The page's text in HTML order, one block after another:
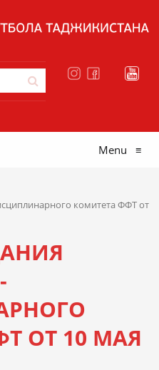
Menu ≡
комитета ФФТ от
ОТ 10 МАЯ